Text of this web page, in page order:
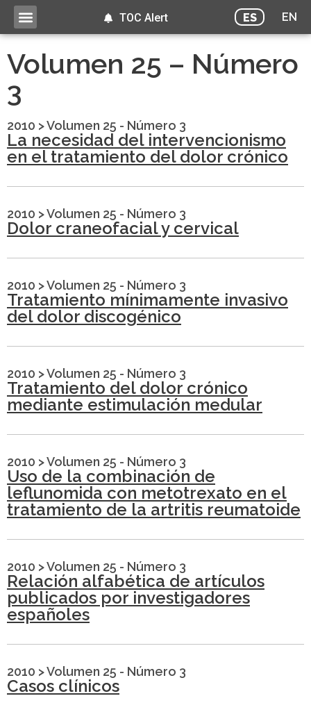
ES EN
TOC Alert
Volumen 25 – Número
3
2010 >Volumen 25 - Número 3
La necesidad del intervencionismo
en el tratamiento del dolor crónico
2010 >Volumen 25 - Número 3
Dolor craneofacial y cervical
2010 >Volumen 25 - Número 3
Tratamiento mínimamente invasivo
del dolor discogénico
2010 >Volumen 25 - Número 3
Tratamiento del dolor crónico
mediante estimulación medular
2010 >Volumen 25 - Número 3
Uso de la combinación de
leflunomida con metotrexato en el
tratamiento de la artritis reumatoide
2010 >Volumen 25 - Número 3
Relación alfabética de artículos
publicados por investigadores
españoles
2010 >Volumen 25 - Número 3
Casos clínicos